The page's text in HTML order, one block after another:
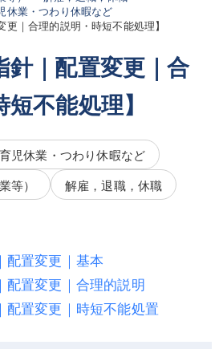
休業・つわり休暇など
更｜合理的説明・時短不能処理】
針｜配置変更｜合
不能処理】
児休業・つわり休暇など
等）
解雇，退職，休職
置変更｜基本
置変更｜合理的説明
置変更｜時短不能処置